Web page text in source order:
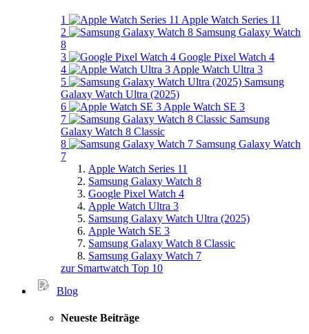
1
Apple Watch Series 11
2
Samsung Galaxy Watch
8
3
Google Pixel Watch 4
4
Apple Watch Ultra 3
5
Samsung
Galaxy Watch Ultra (2025)
6
Apple Watch SE 3
7
Samsung
Galaxy Watch 8 Classic
8
Samsung Galaxy Watch
7
Apple Watch Series 11
Samsung Galaxy Watch 8
Google Pixel Watch 4
Apple Watch Ultra 3
Samsung Galaxy Watch Ultra (2025)
Apple Watch SE 3
Samsung Galaxy Watch 8 Classic
Samsung Galaxy Watch 7
zur Smartwatch Top 10
Blog
Neueste Beiträge